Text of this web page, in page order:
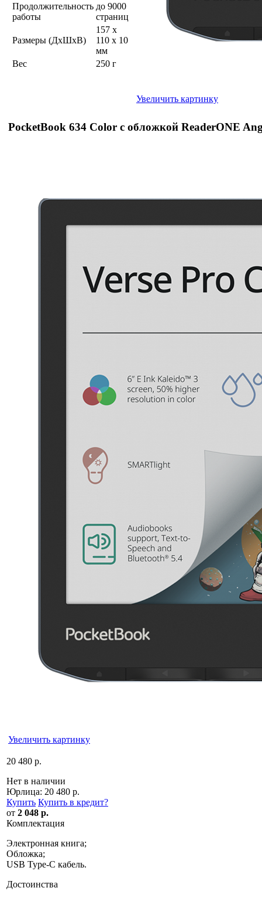
Продолжительность
работы
до 9000
страниц
Размеры (ДхШхВ)
157 x
110 x 10
мм
Вес
250 г
Увеличить картинку
PocketBook 634 Color с обложкой ReaderONE
Увеличить картинку
20 480 р.
Нет в наличии
Юрлица: 20 480 р.
Купить Купить в кредит?
от 2 048 р.
Комплектация
Электронная книга;
Обложка;
USB Type-C кабель.
Достоинства